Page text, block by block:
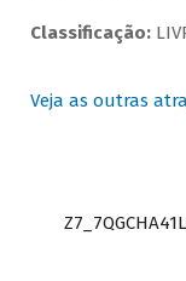
Classificação:
Veja as outras